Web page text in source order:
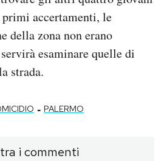
accertamenti, le
della zona non erano
esaminare quelle di
strada.
- PALERMO
i commenti